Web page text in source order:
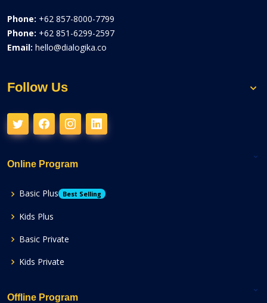
Phone: +62 857-8000-7799
Phone: +62 851-6299-2597
Email: hello@dialogika.co
Follow Us
Online Program
Basic Plus Best Selling
Kids Plus
Basic Private
Kids Private
Offline Program